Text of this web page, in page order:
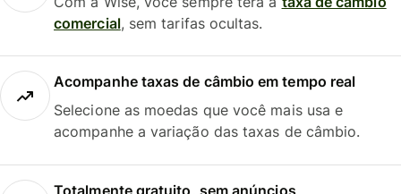
comercial, sem tarifas ocultas.
Acompanhe taxas de câmbio em tempo real
Selecione as moedas que você mais usa e
acompanhe a variação das taxas de câmbio.
Totalmente gratuito, sem anúncios